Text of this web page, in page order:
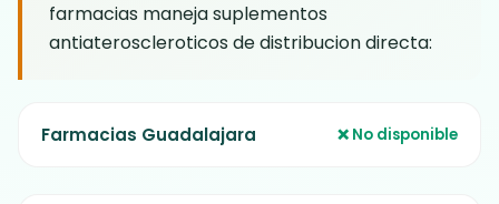
farmacias maneja suplementos
antiateroscleroticos de distribucion directa:
Farmacias Guadalajara ❌ No disponible